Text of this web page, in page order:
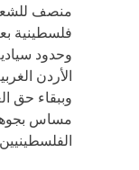
منصف
فلسطينية
وحدود
الأردن
وببقاء حق
مساس